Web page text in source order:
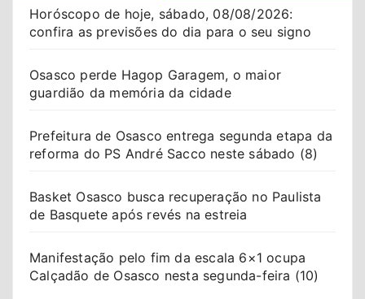
Horóscopo de hoje, sábado, 08/08/2026:
confira as previsões do dia para o seu signo
Osasco perde Hagop Garagem, o maior
guardião da memória da cidade
Prefeitura de Osasco entrega segunda etapa da
reforma do PS André Sacco neste sábado (8)
Basket Osasco busca recuperação no Paulista
de Basquete após revés na estreia
Manifestação pelo fim da escala 6×1 ocupa
Calçadão de Osasco nesta segunda-feira (10)